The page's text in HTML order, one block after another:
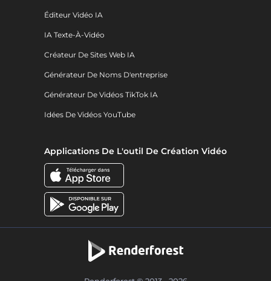
Éditeur Vidéo IA
IA Texte-À-Vidéo
Créateur De Sites Web IA
Générateur De Noms D'entreprise
Générateur De Vidéos TikTok IA
Idées De Vidéos YouTube
Applications De L'outil De Création Vidéo